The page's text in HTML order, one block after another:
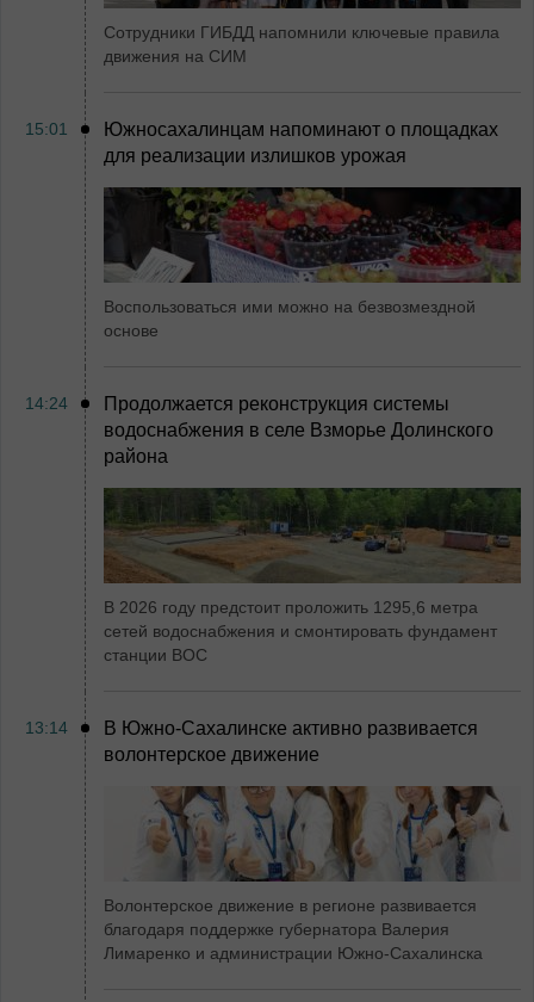
Сотрудники ГИБДД напомнили ключевые правила
движения на СИМ
15:01
Южносахалинцам напоминают о площадках
для реализации излишков урожая
Воспользоваться ими можно на безвозмездной
основе
14:24
Продолжается реконструкция системы
водоснабжения в селе Взморье Долинского
района
В 2026 году предстоит проложить 1295,6 метра
сетей водоснабжения и смонтировать фундамент
станции ВОС
13:14
В Южно-Сахалинске активно развивается
волонтерское движение
Волонтерское движение в регионе развивается
благодаря поддержке губернатора Валерия
Лимаренко и администрации Южно-Сахалинска